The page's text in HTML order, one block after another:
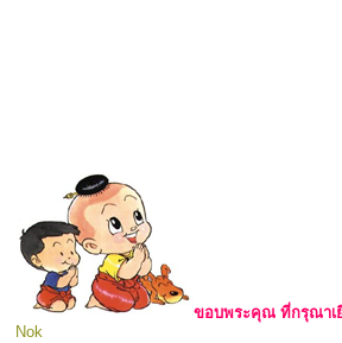
ขอบพระคุณ ที่กรุณาเ
Nok